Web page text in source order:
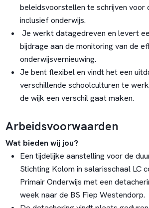
beleidsvoorstellen te schrijven voor
inclusief onderwijs.
Je werkt datagedreven en levert
bijdrage aan de monitoring van de
onderwijsvernieuwing.
Je bent flexibel en vindt het een
verschillende schoolculturen te
de wijk een verschil gaat maken.
Arbeidsvoorwaarden
Wat bieden wij jou?
Een tijdelijke aanstelling voor de
Stichting Kolom in salarisschaal LC
Primair Onderwijs met een
week naar de BS Fiep Westendorp.